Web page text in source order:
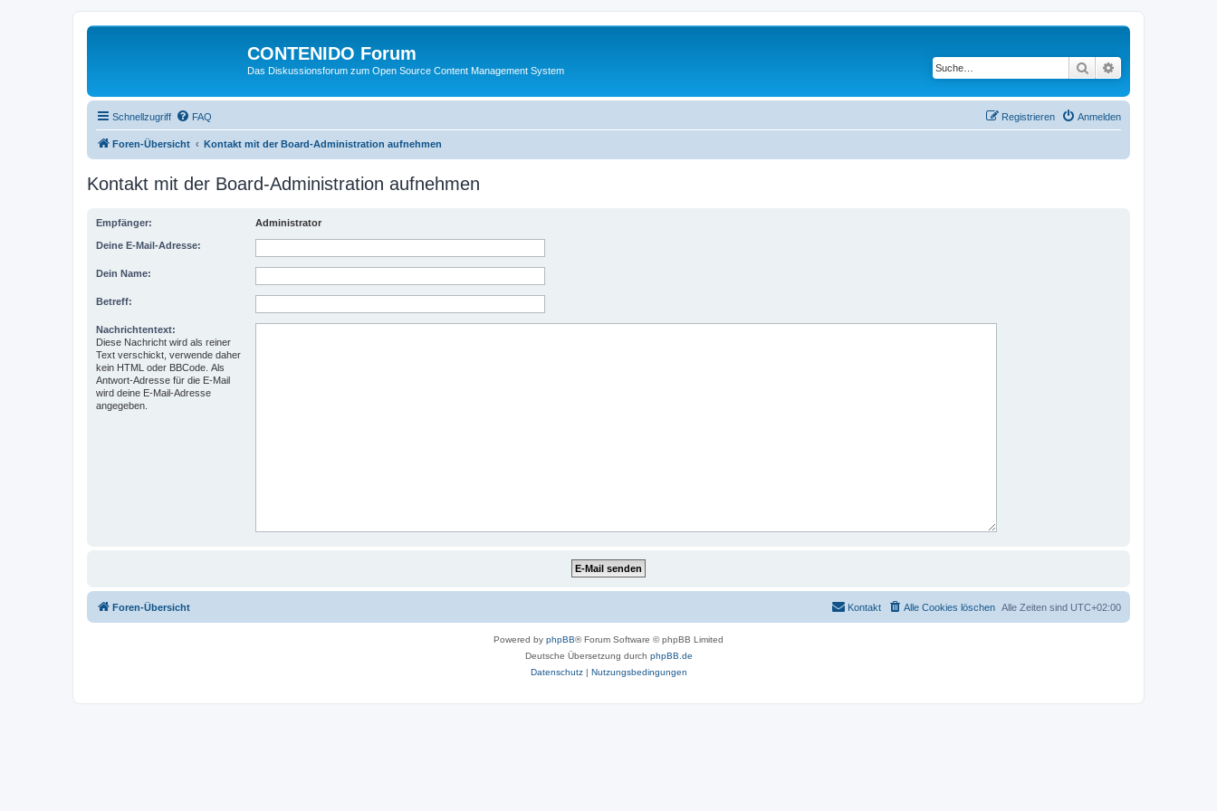
CONTENIDO Forum
Das Diskussionsforum zum Open Source Content Management System Suche
Schnellzugriff FAQ Anmelden
Registrieren
Foren-Übersicht Kontakt mit der Board-Administration aufnehmen
Kontakt mit der Board-Administration aufnehmen
Empfänger: Administrator
Deine E-Mail-Adresse:
Dein Name:
Betreff:
Nachrichtentext:
Diese Nachricht wird als reiner
Text verschickt, verwende daher
kein HTML oder BBCode. Als
Antwort-Adresse für die E-Mail
wird deine E-Mail-Adresse
angegeben.
Foren-Übersicht Alle Zeiten sind UTC+02:00
Alle Cookies löschen
Kontakt
Powered by phpBB® Forum Software © phpBB Limited
Deutsche Übersetzung durch phpBB.de
Datenschutz| Nutzungsbedingungen